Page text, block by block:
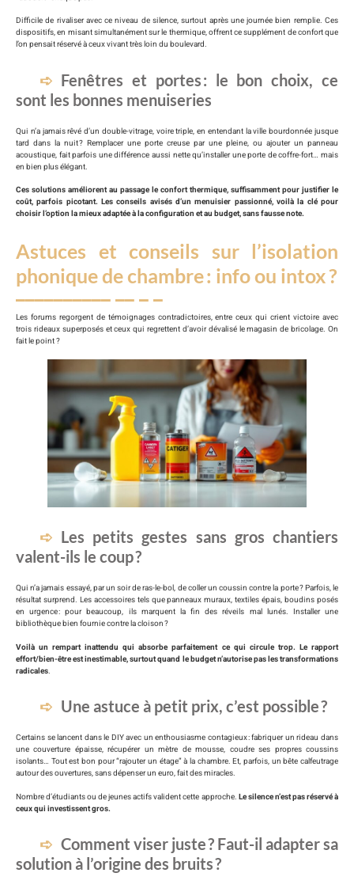
Difficile de rivaliser avec ce niveau de silence, surtout après une journée bien remplie. Ces
dispositifs, en misant simultanément sur le thermique, offrent ce supplément de confort que
l’on pensait réservé à ceux vivant très loin du boulevard.
Fenêtres et portes : le bon choix, ce
sont les bonnes menuiseries
Qui n’a jamais rêvé d’un double-vitrage, voire triple, en entendant la ville bourdonnée jusque
tard dans la nuit ? Remplacer une porte creuse par une pleine, ou ajouter un panneau
acoustique, fait parfois une différence aussi nette qu’installer une porte de coffre-fort… mais
en bien plus élégant.
Ces solutions améliorent au passage le confort thermique, suffisamment pour justifier le
coût, parfois picotant. Les conseils avisés d’un menuisier passionné, voilà la clé pour
choisir l’option la mieux adaptée à la configuration et au budget, sans fausse note.
Astuces et conseils sur l’isolation
phonique de chambre : info ou intox ?
Les forums regorgent de témoignages contradictoires, entre ceux qui crient victoire avec
trois rideaux superposés et ceux qui regrettent d’avoir dévalisé le magasin de bricolage. On
fait le point ?
Les petits gestes sans gros chantiers
valent-ils le coup ?
Qui n’a jamais essayé, par un soir de ras-le-bol, de coller un coussin contre la porte ? Parfois, le
résultat surprend. Les accessoires tels que panneaux muraux, textiles épais, boudins posés
en urgence : pour beaucoup, ils marquent la fin des réveils mal lunés. Installer une
bibliothèque bien fournie contre la cloison ?
Voilà un rempart inattendu qui absorbe parfaitement ce qui circule trop. Le rapport
effort/bien-être est inestimable, surtout quand le budget n’autorise pas les transformations
radicales.
Une astuce à petit prix, c’est possible ?
Certains se lancent dans le DIY avec un enthousiasme contagieux : fabriquer un rideau dans
une couverture épaisse, récupérer un mètre de mousse, coudre ses propres coussins
isolants… Tout est bon pour “rajouter un étage” à la chambre. Et, parfois, un bête calfeutrage
autour des ouvertures, sans dépenser un euro, fait des miracles.
Nombre d’étudiants ou de jeunes actifs valident cette approche. Le silence n’est pas réservé à
ceux qui investissent gros.
Comment viser juste ? Faut-il adapter sa
solution à l’origine des bruits ?